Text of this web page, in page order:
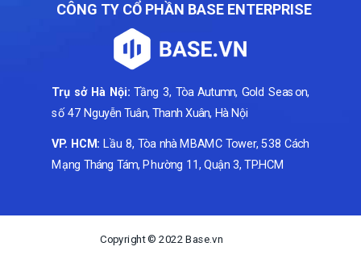
Copyright © 2022 Base.vn
CÔNG TY CỔ PHẦN BASE ENTERPRISE
Trụ sở Hà Nội: Tầng 3, Tòa Autumn, Gold Season,
số 47 Nguyễn Tuân, Thanh Xuân, Hà Nội
VP. HCM: Lầu 8, Tòa nhà MBAMC Tower, 538 Cách
Mạng Tháng Tám, Phường 11, Quận 3, TP.HCM